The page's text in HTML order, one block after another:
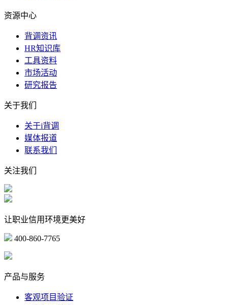
资源中心
背调资讯
HR知识库
工具资料
市场活动
研究报告
关于我们
关于i背调
媒体报道
联系我们
关注我们
让职业信用环境更美好
400-860-7765
产品与服务
客观项目验证